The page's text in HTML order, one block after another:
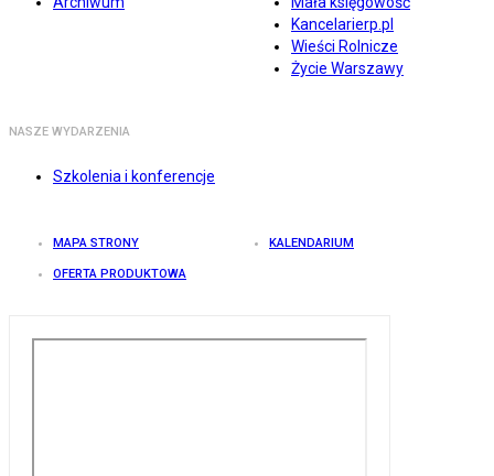
Kancelarierp.pl
Wieści Rolnicze
Życie Warszawy
NASZE WYDARZENIA
Szkolenia i konferencje
MAPA STRONY KALENDARIUM
OFERTA PRODUKTOWA